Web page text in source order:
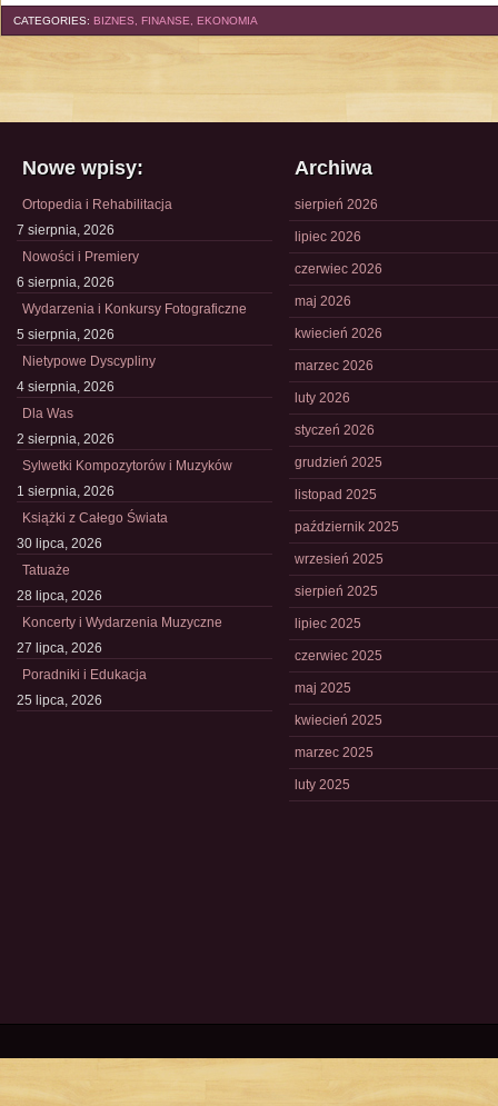
CATEGORIES: BIZNES, FINANSE, EKONOMIA
Nowe wpisy:
Ortopedia i Rehabilitacja
7 sierpnia, 2026
Nowości i Premiery
6 sierpnia, 2026
Wydarzenia i Konkursy Fotograficzne
5 sierpnia, 2026
Nietypowe Dyscypliny
4 sierpnia, 2026
Dla Was
2 sierpnia, 2026
Sylwetki Kompozytorów i Muzyków
1 sierpnia, 2026
Książki z Całego Świata
30 lipca, 2026
Tatuaże
28 lipca, 2026
Koncerty i Wydarzenia Muzyczne
27 lipca, 2026
Poradniki i Edukacja
25 lipca, 2026
Archiwa
sierpień 2026
lipiec 2026
czerwiec 2026
maj 2026
kwiecień 2026
marzec 2026
luty 2026
styczeń 2026
grudzień 2025
listopad 2025
październik 2025
wrzesień 2025
sierpień 2025
lipiec 2025
czerwiec 2025
maj 2025
kwiecień 2025
marzec 2025
luty 2025